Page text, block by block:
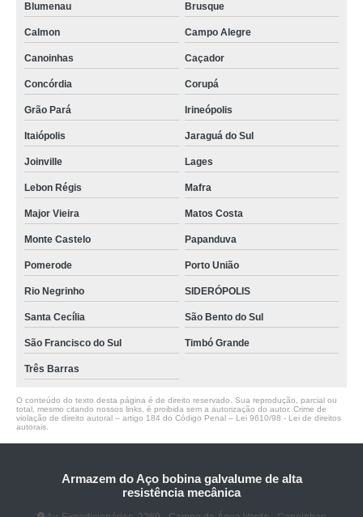
Blumenau Brusque
Calmon Campo Alegre
Canoinhas Caçador
Concórdia Corupá
Grão Pará Irineópolis
Itaiópolis Jaraguá do Sul
Joinville Lages
Lebon Régis Mafra
Major Vieira Matos Costa
Monte Castelo Papanduva
Pomerode Porto União
Rio Negrinho SIDERÓPOLIS
Santa Cecília São Bento do Sul
São Francisco do Sul Timbó Grande
Três Barras
O conteúdo do texto desta página é de direito reservado. Sua reprodução, parcial ou
total, mesmo citando nossos links, é proibida sem a autorização do autor. Crime de
violação de direito autoral – artigo 184 do Código Penal – Lei 9610/98 - Lei de direitos
autorais
Armazem do Aço bobina galvalume de alta
resistência mecânica